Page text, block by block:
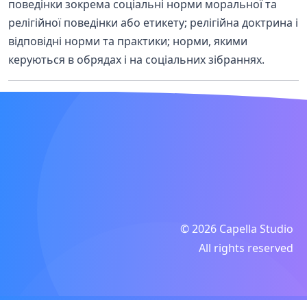
поведінки зокрема соціальні норми моральної та
релігійної поведінки або етикету; релігійна доктрина і
відповідні норми та практики; норми, якими
керуються в обрядах і на соціальних зібраннях.
© 2026 Capella Studio
All rights reserved